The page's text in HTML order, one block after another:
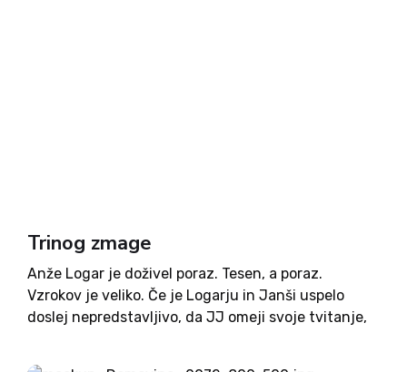
Trinog zmage
Anže Logar je doživel poraz. Tesen, a poraz.
Vzrokov je veliko. Če je Logarju in Janši uspelo
doslej nepredstavljivo, da JJ omeji svoje tvitanje,
Ga je imelo, gotovo, a ne...